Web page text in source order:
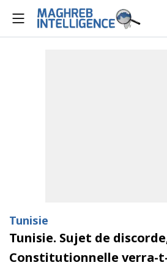
Tunisie
Tunisie. Sujet de
Constitutionnelle verra-